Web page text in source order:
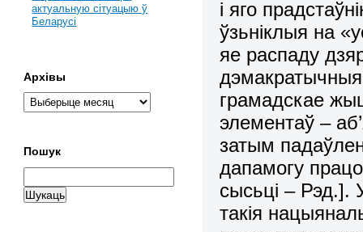
і яго
ўзьніклыя на
яе распаду
грамадскае
элементаў –
затым
дапамогу
сысьці – Рэд.].
такія
актуальную сітуацыю ў
Беларусі
Архівы
Пошук